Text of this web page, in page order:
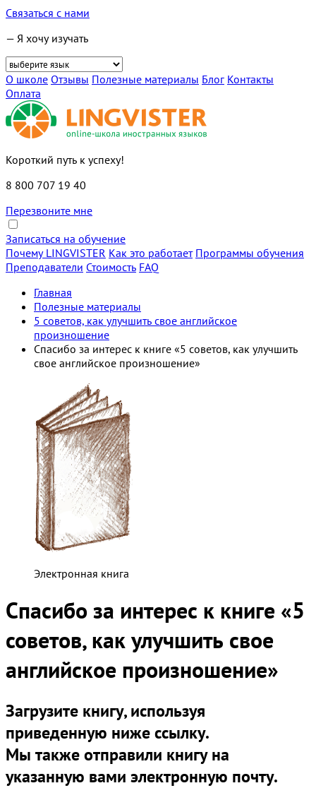
Связаться с нами
— Я хочу изучать
О школе Отзывы Полезные материалы Блог Контакты
Оплата
Короткий путь к успеху!
8 800 707 19 40
Перезвоните мне
Записаться на обучение
Почему LINGVISTER Как это работает Программы обучения
Преподаватели Стоимость FAQ
Главная
Полезные материалы
5 советов, как улучшить свое английское
произношение
Спасибо за интерес к книге «5 советов, как улучшить
свое английское произношение»
Электронная книга
Спасибо за интерес к книге «5
советов, как улучшить свое
английское произношение»
Загрузите книгу, используя
приведенную ниже ссылку.
Мы также отправили книгу на
указанную вами электронную почту.